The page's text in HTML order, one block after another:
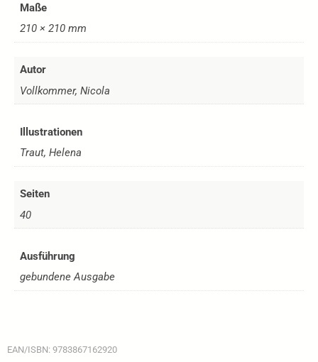
Maße
210 × 210 mm
Autor
Vollkommer, Nicola
Illustrationen
Traut, Helena
Seiten
40
Ausführung
gebundene Ausgabe
EAN/ISBN: 9783867162920